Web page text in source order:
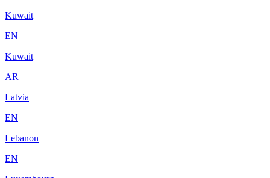
Kuwait
EN
Kuwait
AR
Latvia
EN
Lebanon
EN